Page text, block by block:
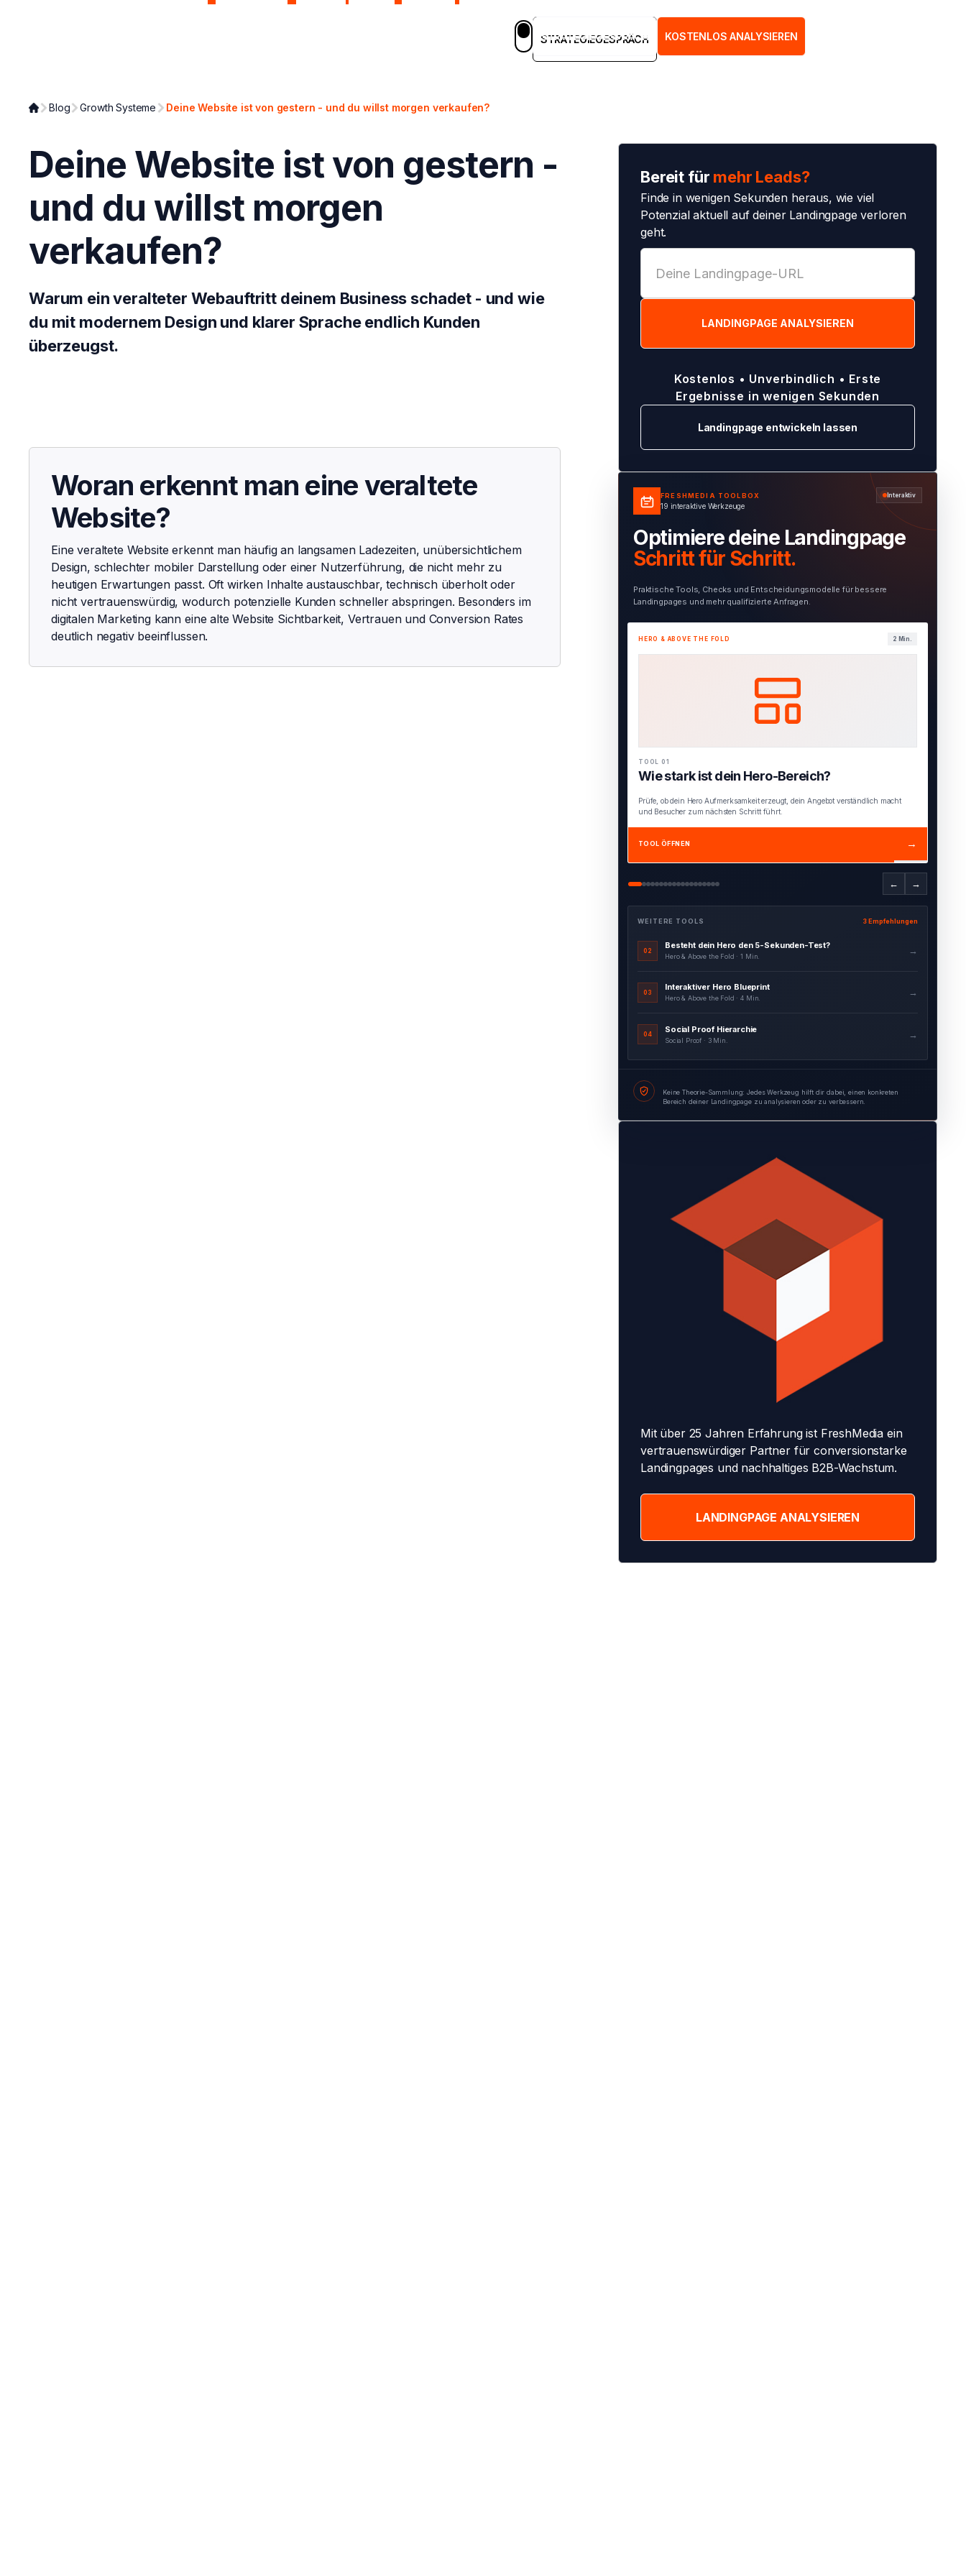
STRATEGIEGESPRÄCH
STRATEGIEGESPRÄCH KOSTENLOS ANALYSIEREN
Blog Growth Systeme Deine Website ist von gestern - und du willst morgen verkaufen?
Deine Website ist von gestern -
und du willst morgen
verkaufen?
Warum ein veralteter Webauftritt deinem Business schadet - und wie
du mit modernem Design und klarer Sprache endlich Kunden
überzeugst.
Woran erkennt man eine veraltete
Website?
Eine veraltete Website erkennt man häufig an langsamen Ladezeiten, unübersichtlichem
Design, schlechter mobiler Darstellung oder einer Nutzerführung, die nicht mehr zu
heutigen Erwartungen passt. Oft wirken Inhalte austauschbar, technisch überholt oder
nicht vertrauenswürdig, wodurch potenzielle Kunden schneller abspringen. Besonders im
digitalen Marketing kann eine alte Website Sichtbarkeit, Vertrauen und Conversion Rates
deutlich negativ beeinflussen.
Bereit für mehr Leads?
Finde in wenigen Sekunden heraus, wie viel
Potenzial aktuell auf deiner Landingpage verloren
geht.
Kostenlos • Unverbindlich • Erste
Ergebnisse in wenigen Sekunden
Landingpage entwickeln lassen
FRESHMEDIA TOOLBOX
19 interaktive Werkzeuge
Interaktiv
Optimiere deine Landingpage
Schritt für Schritt.
Praktische Tools, Checks und Entscheidungsmodelle für bessere
Landingpages und mehr qualifizierte Anfragen.
HERO & ABOVE THE FOLD 1 Min.
TOOL 02
Besteht dein Hero den 5-Sekunden-Test?
Finde heraus, ob Besucher innerhalb weniger Sekunden verstehen, für wen dein
Angebot gedacht ist und welchen Nutzen es bietet.
TOOL ÖFFNEN →
← →
WEITERE TOOLS 3 Empfehlungen
03
Interaktiver Hero Blueprint
Hero & Above the Fold · 4 Min.
→
04
Social Proof Hierarchie
Social Proof · 3 Min.
→
05
Formular Feld-für-Feld-Audit
Formularoptimierung · 4 Min.
→
Keine Theorie-Sammlung: Jedes Werkzeug hilft dir dabei, einen konkreten
Bereich deiner Landingpage zu analysieren oder zu verbessern.
Mit über 25 Jahren Erfahrung ist FreshMedia ein
vertrauenswürdiger Partner für conversionstarke
Landingpages und nachhaltiges B2B-Wachstum.
LANDINGPAGE ANALYSIEREN